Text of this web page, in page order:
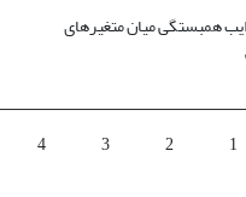
همبستگی میان متغیرهای
1
2
3
4